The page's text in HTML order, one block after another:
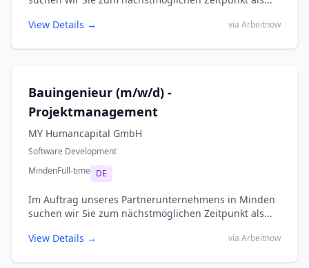
View Details →
via Arbeitnow
Bauingenieur (m/w/d) -
Projektmanagement
MY Humancapital GmbH
Software Development
MindenFull-time DE
Im Auftrag unseres Partnerunternehmens in Minden
suchen wir Sie zum nächstmöglichen Zeitpunkt als...
View Details →
via Arbeitnow